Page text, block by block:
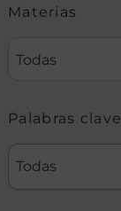
Materias
Todas
Palabras clave
Todas